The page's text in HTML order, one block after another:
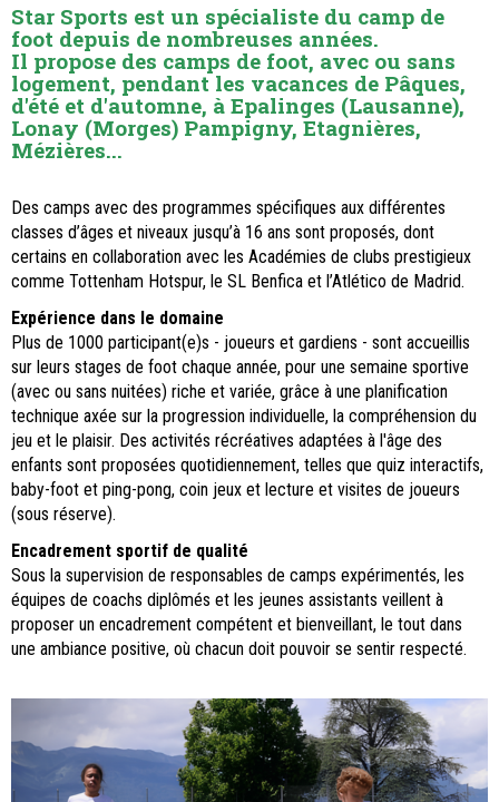
Star Sports est un spécialiste du camp de
foot depuis de nombreuses années.
Il propose des camps de foot, avec ou sans
logement, pendant les vacances de Pâques,
d'été et d'automne, à Epalinges (Lausanne),
Lonay (Morges) Pampigny, Etagnières,
Mézières...
Des camps avec des programmes spécifiques aux différentes
classes d’âges et niveaux jusqu’à 16 ans sont proposés, dont
certains en collaboration avec les Académies de clubs prestigieux
comme Tottenham Hotspur, le SL Benfica et l’Atlético de Madrid.
Expérience dans le domaine
Plus de 1000 participant(e)s - joueurs et gardiens - sont accueillis
sur leurs stages de foot chaque année, pour une semaine sportive
(avec ou sans nuitées) riche et variée, grâce à une planification
technique axée sur la progression individuelle, la compréhension du
jeu et le plaisir. Des activités récréatives adaptées à l'âge des
enfants sont proposées quotidiennement, telles que quiz interactifs,
baby-foot et ping-pong, coin jeux et lecture et visites de joueurs
(sous réserve).
Encadrement sportif de qualité
Sous la supervision de responsables de camps expérimentés, les
équipes de coachs diplômés et les jeunes assistants veillent à
proposer un encadrement compétent et bienveillant, le tout dans
une ambiance positive, où chacun doit pouvoir se sentir respecté.